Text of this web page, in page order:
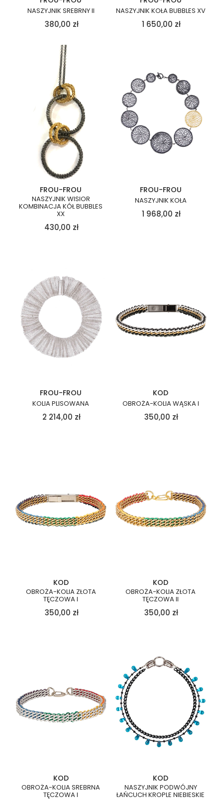
NASZYJNIK SREBRNY II
380,00 zł
NASZYJNIK KOŁA BUBBLES XV
1 650,00 zł
FROU-FROU
NASZYJNIK WISIOR
KOMBINACJA KÓŁ BUBBLES
XX
430,00 zł
FROU-FROU
NASZYJNIK KOŁA
1 968,00 zł
FROU-FROU
KOLIA PLISOWANA
2 214,00 zł
KOD
OBROŻA-KOLIA WĄSKA I
350,00 zł
KOD
OBROŻA-KOLIA ZŁOTA
TĘCZOWA I
350,00 zł
KOD
OBROŻA-KOLIA ZŁOTA
TĘCZOWA II
350,00 zł
KOD
OBROŻA-KOLIA SREBRNA
TĘCZOWA I
KOD
NASZYJNIK PODWÓJNY
ŁAŃCUCH KROPLE NIEBIESKIE